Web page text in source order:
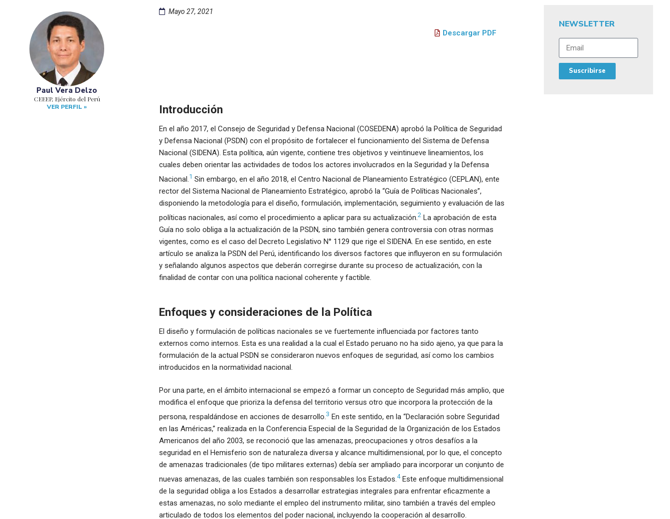
Paul Vera Delzo
CEEEP, Ejército del Perú
VER PERFIL »
Mayo 27, 2021
Descargar PDF
Introducción
En el año 2017, el Consejo de Seguridad y Defensa Nacional (COSEDENA) aprobó la Política de Seguridad
y Defensa Nacional (PSDN) con el propósito de fortalecer el funcionamiento del Sistema de Defensa
Nacional (SIDENA). Esta política, aún vigente, contiene tres objetivos y veintinueve lineamientos, los
cuales deben orientar las actividades de todos los actores involucrados en la Seguridad y la Defensa
Nacional.1 Sin embargo, en el año 2018, el Centro Nacional de Planeamiento Estratégico (CEPLAN), ente
rector del Sistema Nacional de Planeamiento Estratégico, aprobó la “Guía de Políticas Nacionales”,
disponiendo la metodología para el diseño, formulación, implementación, seguimiento y evaluación de las
políticas nacionales, así como el procedimiento a aplicar para su actualización.2La aprobación de esta
Guía no solo obliga a la actualización de la PSDN, sino también genera controversia con otras normas
vigentes, como es el caso del Decreto Legislativo N° 1129 que rige el SIDENA. En ese sentido, en este
artículo se analiza la PSDN del Perú, identificando los diversos factores que influyeron en su formulación
y señalando algunos aspectos que deberán corregirse durante su proceso de actualización, con la
finalidad de contar con una política nacional coherente y factible.
Enfoques y consideraciones de la Política
El diseño y formulación de políticas nacionales se ve fuertemente influenciada por factores tanto
externos como internos. Esta es una realidad a la cual el Estado peruano no ha sido ajeno, ya que para la
formulación de la actual PSDN se consideraron nuevos enfoques de seguridad, así como los cambios
introducidos en la normatividad nacional.
Por una parte, en el ámbito internacional se empezó a formar un concepto de Seguridad más amplio, que
modifica el enfoque que prioriza la defensa del territorio versus otro que incorpora la protección de la
persona, respaldándose en acciones de desarrollo.3 En este sentido, en la “Declaración sobre Seguridad
en las Américas,” realizada en la Conferencia Especial de la Seguridad de la Organización de los Estados
Americanos del año 2003, se reconoció que las amenazas, preocupaciones y otros desafíos a la
seguridad en el Hemisferio son de naturaleza diversa y alcance multidimensional, por lo que, el concepto
de amenazas tradicionales (de tipo militares externas) debía ser ampliado para incorporar un conjunto de
nuevas amenazas, de las cuales también son responsables los Estados.4Este enfoque multidimensional
de la seguridad obliga a los Estados a desarrollar estrategias integrales para enfrentar eficazmente a
estas amenazas, no solo mediante el empleo del instrumento militar, sino también a través del empleo
articulado de todos los elementos del poder nacional, incluyendo la cooperación al desarrollo.
NEWSLETTER
Suscribirse